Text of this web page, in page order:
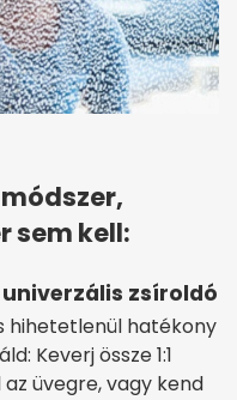
sem kell:
zsíroldó
hihetetlenül hatékony
Keverj össze 1:1
üvegre, vagy kend